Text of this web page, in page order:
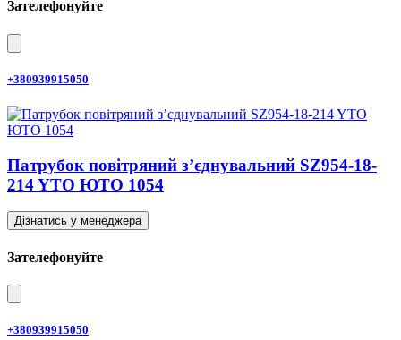
Зателефонуйте
+380939915050
Патрубок повітряний з’єднувальний SZ954-18-
214 YTO ЮТО 1054
Дізнатись у менеджера
Зателефонуйте
+380939915050